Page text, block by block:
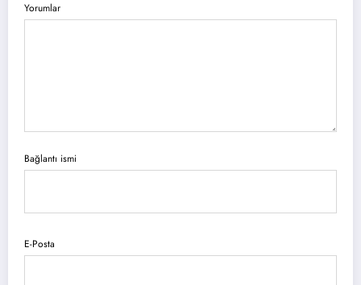
Yorumlar
Bağlantı ismi
E-Posta